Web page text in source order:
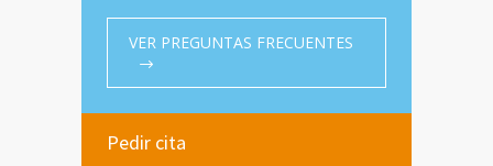
VER PREGUNTAS FRECUENTES
Pedir cita